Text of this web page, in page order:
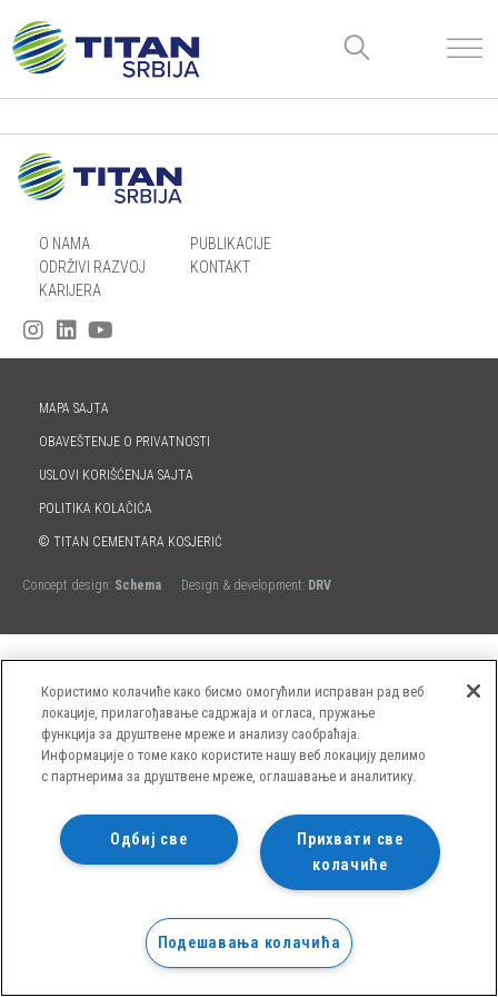
O NAMA
ODRŽIVI RAZVOJ
KARIJERA
PUBLIKACIJE
KONTAKT
MAPA SAJTA
OBAVEŠTENJE O PRIVATNOSTI
USLOVI KORIŠĆENJA SAJTA
POLITIKA KOLAČIĆA
© TITAN CEMENTARA KOSJERIĆ
Concept design: Schema Design & development: DRV
Користимо колачиће како бисмо омогућили исправан рад веб
локације, прилагођавање садржаја и огласа, пружање
функција за друштвене мреже и анализу саобраћаја.
Информације о томе како користите нашу веб локацију делимо
с партнерима за друштвене мреже, оглашавање и аналитику.
Прихвати све
колачиће
Одбиј све
Подешавања колачића